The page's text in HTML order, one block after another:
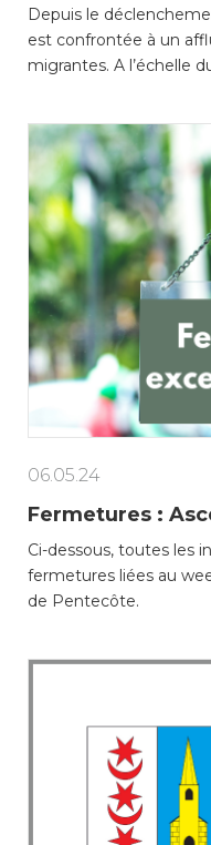
Depuis le
est confrontée à un
migrantes. A l’échelle
06.05.24
Fermetures :
Ci-dessous, toutes les
fermetures liées au
de Pentecôte.